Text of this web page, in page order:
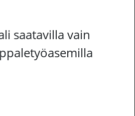
saatavilla vain